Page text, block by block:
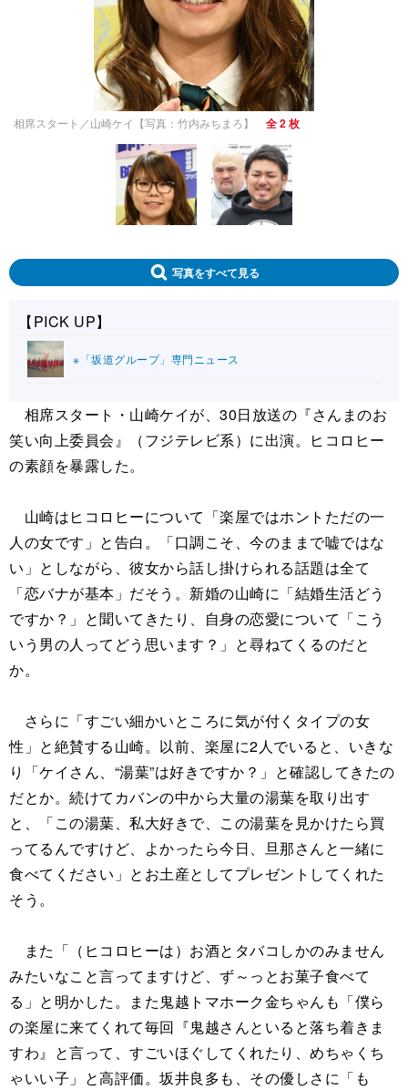
相席スタート／山崎ケイ【写真：竹内みちまろ】 全 2 枚
写真をすべて見る
【PICK UP】
※「坂道グループ」専門ニュース
相席スタート・山崎ケイが、30日放送の『さんまのお
笑い向上委員会』（フジテレビ系）に出演。ヒコロヒー
の素顔を暴露した。
山崎はヒコロヒーについて「楽屋ではホントただの一
人の女です」と告白。「口調こそ、今のままで嘘ではな
い」としながら、彼女から話し掛けられる話題は全て
「恋バナが基本」だそう。新婚の山崎に「結婚生活どう
ですか？」と聞いてきたり、自身の恋愛について「こう
いう男の人ってどう思います？」と尋ねてくるのだと
か。
さらに「すごい細かいところに気が付くタイプの女
性」と絶賛する山崎。以前、楽屋に2人でいると、いきな
り「ケイさん、“湯葉”は好きですか？」と確認してきたの
だとか。続けてカバンの中から大量の湯葉を取り出す
と、「この湯葉、私大好きで、この湯葉を見かけたら買
ってるんですけど、よかったら今日、旦那さんと一緒に
食べてください」とお土産としてプレゼントしてくれた
そう。
また「（ヒコロヒーは）お酒とタバコしかのみません
みたいなこと言ってますけど、ず～っとお菓子食べて
る」と明かした。また鬼越トマホーク金ちゃんも「僕ら
の楽屋に来てくれて毎回『鬼越さんといると落ち着きま
すわ』と言って、すごいほぐしてくれたり、めちゃくち
ゃいい子」と高評価。坂井良多も、その優しさに「も